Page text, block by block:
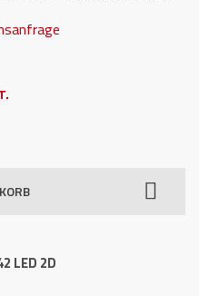
LED 2D